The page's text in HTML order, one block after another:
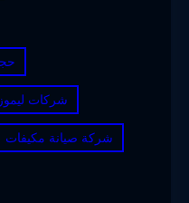
شركات
شركة صيانة مكيفات